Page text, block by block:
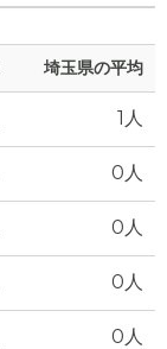
埼玉県の平均
1人
0人
0人
0人
0人